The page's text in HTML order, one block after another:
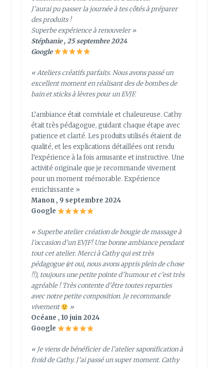
J’aurai pu passer la journée à tes côtés à préparer
des produits !
Superbe expérience à renouveler »
Stéphanie , 25 septembre 2024
Google
« Ateliers créatifs parfaits. Nous avons passé un
excellent moment en réalisant des de bombes de
bain et sticks à lèvres pour un EVJF.
L’ambiance était conviviale et chaleureuse. Cathy
était très pédagogue, guidant chaque étape avec
patience et clarté. Les produits utilisés étaient de
qualité, et les explications détaillées ont rendu
l’expérience à la fois amusante et instructive. Une
activité originale que je recommande vivement
pour un moment mémorable. Expérience
enrichissante »
Manon , 9 septembre 2024
Google
« Superbe atelier création de bougie de massage à
l’occasion d’un EVJF! Une bonne ambiance pendant
tout cet atelier. Merci à Cathy qui est très
pédagogue (et oui, nous avons appris plein de chose
!!), toujours une petite pointe d’humour et c’est très
agréable ! Très contente d’être toutes reparties
avec notre petite composition. Je recommande
vivement
»
Océane , 10 juin 2024
Google
« Je viens de bénéficier de l’atelier saponification à
froid de Cathy. J’ai passé un super moment. Cathy